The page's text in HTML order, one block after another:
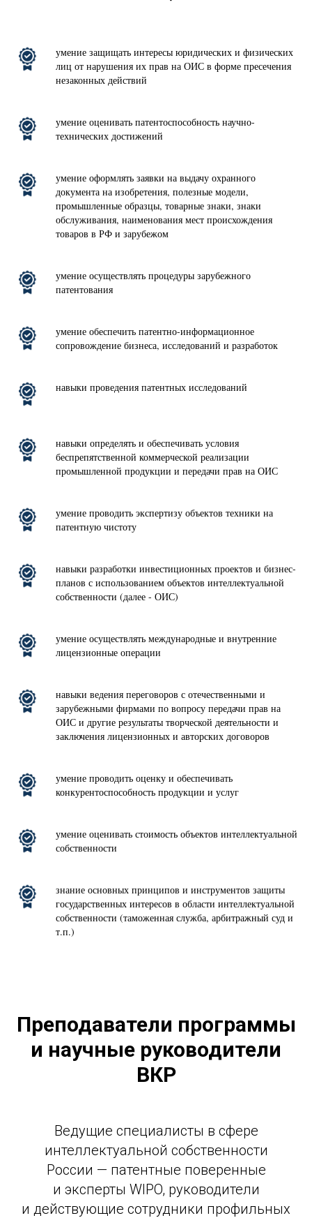
умение защищать интересы юридических и физических
лиц от нарушения их прав на ОИС в форме пресечения
незаконных действий
умение оценивать патентоспособность научно-
технических достижений
умение оформлять заявки на выдачу охранного
документа на изобретения, полезные модели,
промышленные образцы, товарные знаки, знаки
обслуживания, наименования мест происхождения
товаров в РФ и зарубежом
умение осуществлять процедуры зарубежного
патентования
умение обеспечить патентно-информационное
сопровождение бизнеса, исследований и разработок
навыки проведения патентных исследований
навыки определять и обеспечивать условия
беспрепятственной коммерческой реализации
промышленной продукции и передачи прав на ОИС
умение проводить экспертизу объектов техники на
патентную чистоту
навыки разработки инвестиционных проектов и бизнес-
планов с использованием объектов интеллектуальной
собственности (далее - ОИС)
умение осуществлять международные и внутренние
лицензионные операции
навыки ведения переговоров с отечественными и
зарубежными фирмами по вопросу передачи прав на
ОИС и другие результаты творческой деятельности и
заключения лицензионных и авторских договоров
умение проводить оценку и обеспечивать
конкурентоспособность продукции и услуг
умение оценивать стоимость объектов интеллектуальной
собственности
знание основных принципов и инструментов защиты
государственных интересов в области интеллектуальной
собственности (таможенная служба, арбитражный суд и
т.п.)
Преподаватели программы
и научные руководители
ВКР
Ведущие специалисты в сфере
интеллектуальной собственности
России — патентные поверенные
и эксперты WIPO, руководители
и действующие сотрудники профильных